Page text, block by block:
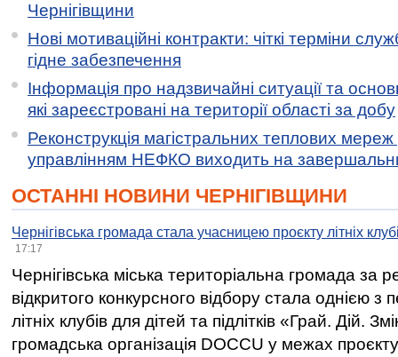
Чернігівщини
Нові мотиваційні контракти: чіткі терміни
гідне забезпечення
Інформація про надзвичайні ситуації та
які зареєстровані на території області за добу
Реконструкція магістральних теплових мереж
управлінням НЕФКО виходить на
ОСТАННІ НОВИНИ ЧЕРНІГІВЩИНИ
Чернігівська громада стала учасницею проєкту літніх
17:17
Чернігівська міська територіальна громада за
відкритого конкурсного відбору стала однією
літніх клубів для дітей та підлітків «Грай. Дій.
громадська організація DOCCU у межах